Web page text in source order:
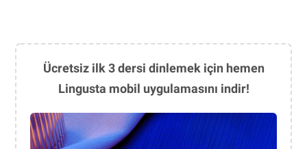
Ücretsiz ilk 3 dersi dinlemek için hemen
Lingusta mobil uygulamasını indir!